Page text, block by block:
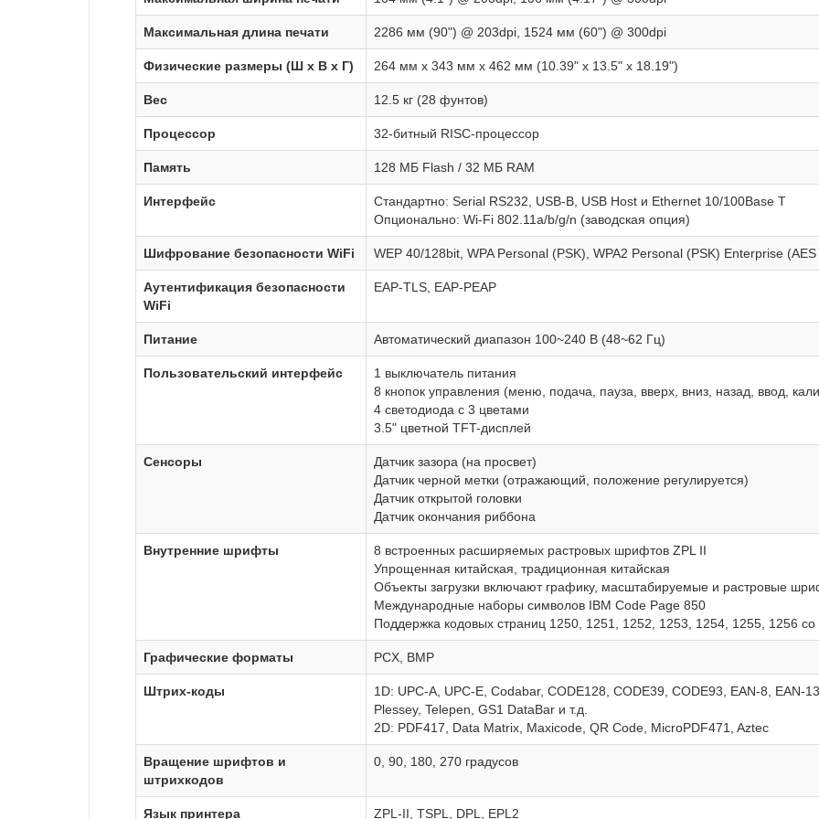
Максимальная длина печати 2286 мм (90") @ 203dpi, 1524 мм (60") @ 300dpi
Физические размеры (Ш x В x Г) 264 мм x 343 мм x 462 мм (10.39" x 13.5" x 18.19")
Вес 12.5 кг (28 фунтов)
Процессор 32-битный RISC-процессор
Память 128 МБ Flash / 32 МБ RAM
Интерфейс
Стандартно: Serial RS232, USB-B, USB Host и Ethernet 10/100Base T
Опционально: Wi-Fi 802.11a/b/g/n (заводская опция)
Шифрование безопасности WiFi WEP 40/128bit, WPA Personal (PSK), WPA2 Personal (PSK) Enterprise (AES
Аутентификация безопасности
WiFi
EAP-TLS, EAP-PEAP
Питание Автоматический диапазон 100~240 В (48~62 Гц)
Пользовательский интерфейс
1 выключатель питания
8 кнопок управления (меню, подача, пауза, вверх, вниз, назад, ввод,
4 светодиода с 3 цветами
3.5" цветной TFT-дисплей
Сенсоры
Датчик зазора (на просвет)
Датчик черной метки (отражающий, положение регулируется)
Датчик открытой головки
Датчик окончания риббона
Внутренние шрифты
8 встроенных расширяемых растровых шрифтов ZPL II
Упрощенная китайская, традиционная китайская
Объекты загрузки включают графику, масштабируемые и растровые
Международные наборы символов IBM Code Page 850
Поддержка кодовых страниц 1250, 1251, 1252, 1253, 1254, 1255, 1256
Графические форматы PCX, BMP
Штрих-коды
1D: UPC-A, UPC-E, Codabar, CODE128, CODE39, CODE93, EAN-8, EAN-
Plessey, Telepen, GS1 DataBar и т.д.
2D: PDF417, Data Matrix, Maxicode, QR Code, MicroPDF471, Aztec
Вращение шрифтов и
штрихкодов
0, 90, 180, 270 градусов
Язык принтера ZPL-II, TSPL, DPL, EPL2